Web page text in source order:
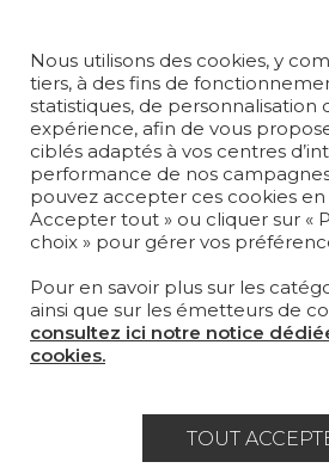
SUR-MESURE
MAGAZINE
LA MAISON
OÙ NOUS TROUVER ?
Politique générale de
Nous utilisons des cookies, y
tiers, à des fins de
statistiques, de personnalisation
expérience, afin de vous
ciblés adaptés à vos centres
performance de nos
pouvez accepter ces cookies en
Accepter tout » ou cliquer sur «
choix » pour gérer vos
Pour en savoir plus sur les
ainsi que sur les émetteurs de
consultez ici notre notice
cookies.
TOUT